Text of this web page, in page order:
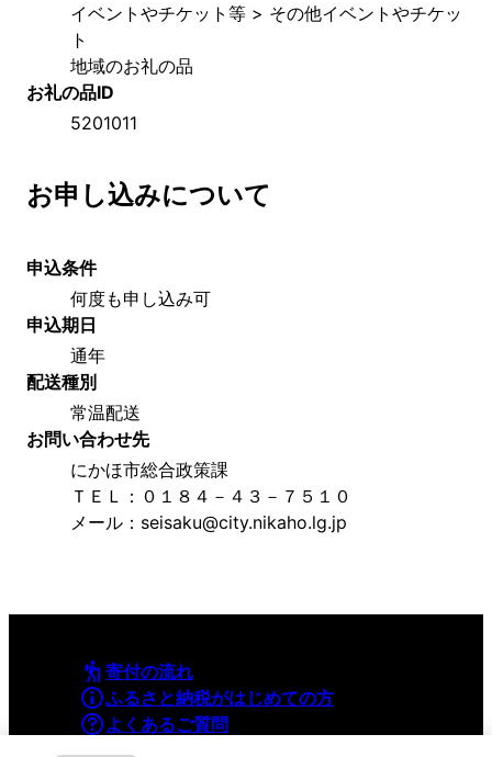
イベントやチケット等 > その他イベントやチケッ
ト
地域のお礼の品
お礼の品ID
5201011
お申し込みについて
申込条件
何度も申し込み可
申込期日
通年
配送種別
常温配送
お問い合わせ先
にかほ市総合政策課
ＴＥＬ：０１８４－４３－７５１０
メール：seisaku@city.nikaho.lg.jp
寄付の流れ
ふるさと納税がはじめての方
よくあるご質問
利用規約